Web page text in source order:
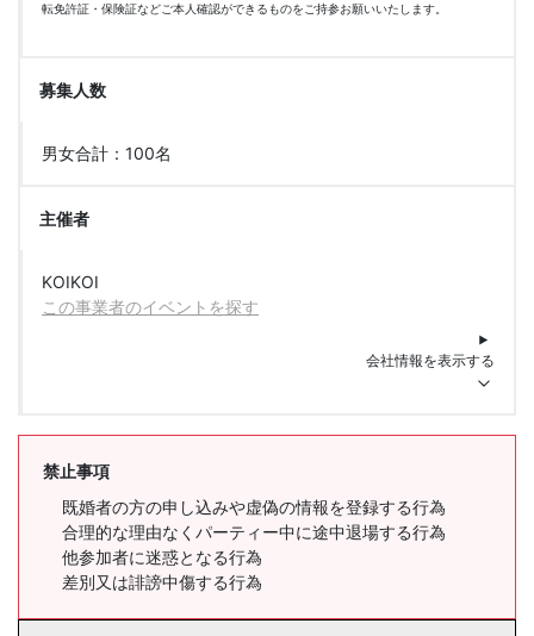
転免許証・保険証などご本人確認ができるものをご持参お願いいたします。
募集人数
男女合計：100名
主催者
KOIKOI
この事業者のイベントを探す
会社情報を表示する
禁止事項
既婚者の方の申し込みや虚偽の情報を登録する行為
合理的な理由なくパーティー中に途中退場する行為
他参加者に迷惑となる行為
差別又は誹謗中傷する行為